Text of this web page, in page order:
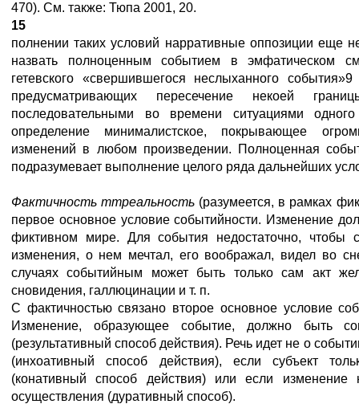
470). См. также: Тюпа 2001, 20.
15
полнении таких условий нарративные оппозиции еще
назвать полноценным событием в эмфатическом
гетевского «свершившегося неслыханного
предусматривающих пересечение некоей
последовательными во времени ситуациями
определение минималистское, покрывающее
изменений в любом произведении. Полноценная
подразумевает выполнение целого ряда дальнейших
Фактичностьmmреальность (разумеется, в рамках
первое основное условие событийности. Изменение
фиктивном мире. Для события недостаточно, чтобы
изменения, о нем мечтал, его воображал, видел во
случаях событийным может быть только сам акт
сновидения, галлюцинации и т. п.
С фактичностью связано второе основное условие
Изменение, образующее событие, должно быть
(результативный способ действия). Речь идет не о
(инхоативный способ действия), если субъект
(конативный способ действия) или если изменение
осуществления (дуративный способ).